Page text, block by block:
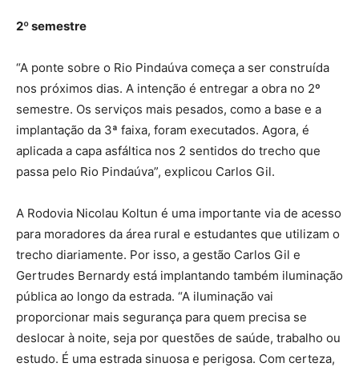
2º semestre
“A ponte sobre o Rio Pindaúva começa a ser construída
nos próximos dias. A intenção é entregar a obra no 2º
semestre. Os serviços mais pesados, como a base e a
implantação da 3ª faixa, foram executados. Agora, é
aplicada a capa asfáltica nos 2 sentidos do trecho que
passa pelo Rio Pindaúva”, explicou Carlos Gil.
A Rodovia Nicolau Koltun é uma importante via de acesso
para moradores da área rural e estudantes que utilizam o
trecho diariamente. Por isso, a gestão Carlos Gil e
Gertrudes Bernardy está implantando também iluminação
pública ao longo da estrada. “A iluminação vai
proporcionar mais segurança para quem precisa se
deslocar à noite, seja por questões de saúde, trabalho ou
estudo. É uma estrada sinuosa e perigosa. Com certeza,